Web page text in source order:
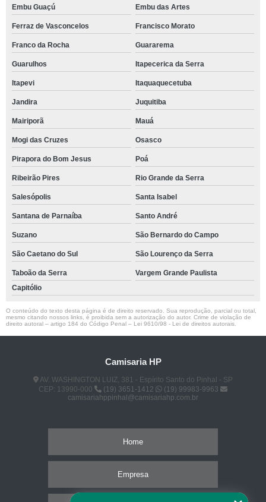
Embu Guaçú Embu das Artes
Ferraz de Vasconcelos Francisco Morato
Franco da Rocha Guararema
Guarulhos Itapecerica da Serra
Itapevi Itaquaquecetuba
Jandira Juquitiba
Mairiporã Mauá
Mogi das Cruzes Osasco
Pirapora do Bom Jesus Poá
Ribeirão Pires Rio Grande da Serra
Salesópolis Santa Isabel
Santana de Parnaíba Santo André
Suzano São Bernardo do Campo
São Caetano do Sul São Lourenço da Serra
Taboão da Serra
Vargem Grande Paulista
Capitólio
O conteúdo do texto desta página é de direito reservado. Sua reprodução, parcial ou total,
mesmo citando nossos links, é proibida sem a autorização do autor. Crime de violação de
direito autoral – artigo 184 do Código Penal – Lei 9610/98 - Lei de direitos autorais
Camisaria HP
AV. WASHINGTON LUIZ, 381 - Espírito Santo do Pinhal - SP
CEP: 13990-000
(19) 3651-1412
(19) 99983-9963
camisariahppinhal@camisariahp.com.br
Home
Empresa